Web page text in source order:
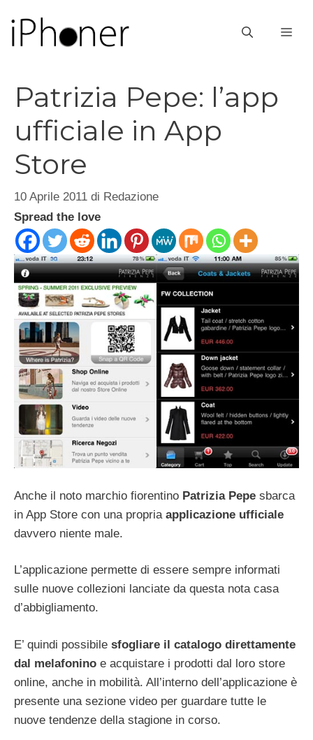
contenuto
Patrizia Pepe: l’app
ufficiale in App
Store
10 Aprile 2011 di Redazione
Spread the love
Anche il noto marchio fiorentino Patrizia Pepe sbarca
in App Store con una propria applicazione ufficiale
davvero niente male.
L’applicazione permette di essere sempre informati
sulle nuove collezioni lanciate da questa nota casa
d’abbigliamento.
E’ quindi possibile sfogliare il catalogo direttamente
dal melafonino e acquistare i prodotti dal loro store
online, anche in mobilità. All’interno dell’applicazione è
presente una sezione video per guardare tutte le
nuove tendenze della stagione in corso.